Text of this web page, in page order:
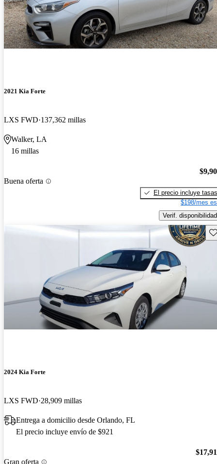
2021 Kia Forte
LXS FWD 137,362 millas
Walker, LA
16 millas
Buena oferta
El precio incluye tasas
$198/mes
Verif. disponibilidad
2024 Kia Forte
LXS FWD 28,909 millas
Entrega a domicilio desde Orlando, FL
El precio incluye envío de $921
Gran oferta